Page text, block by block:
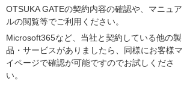
OTSUKA GATEの契約内容の確認や、マニュア
ルの閲覧等でご利用ください。
Microsoft365など、当社と契約している他の製
品・サービスがありましたら、同様にお客様マ
イページで確認が可能ですのでお試しくださ
い。